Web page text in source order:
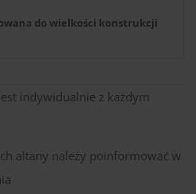
do wielkości konstrukcji
indywidualnie z każdym
altany należy poinformować w